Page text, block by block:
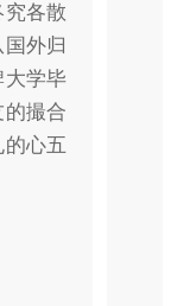
各散
外归
学毕
撮合
心五